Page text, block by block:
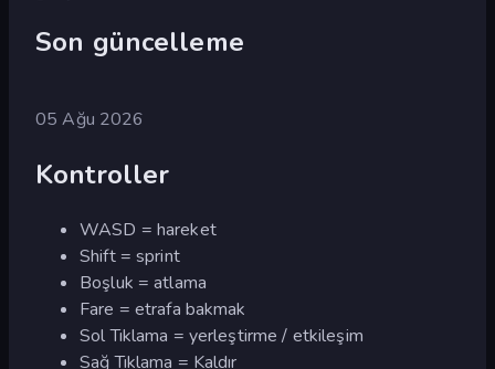
Son güncelleme
05 Ağu 2026
Kontroller
WASD = hareket
Shift = sprint
Boşluk = atlama
Fare = etrafa bakmak
Sol Tıklama = yerleştirme / etkileşim
Sağ Tıklama = Kaldır